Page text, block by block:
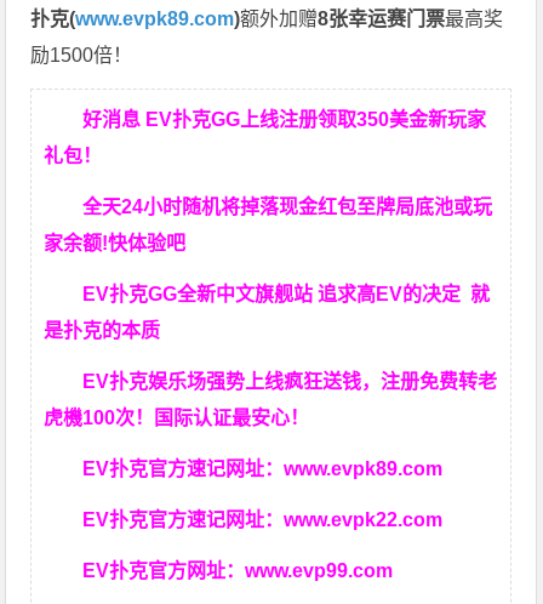
扑克(www.evpk89.com)额外加赠8张幸运赛门票最高奖
励1500倍！
好消息 EV扑克GG上线注册领取350美金新玩家
礼包！
全天24小时随机将掉落现金红包至牌局底池或玩
家余额!快体验吧
EV扑克GG全新中文旗舰站 追求高EV的决定就
是扑克的本质
EV扑克娱乐场强势上线疯狂送钱，注册免费转老
虎機100次！国际认证最安心！
EV扑克官方速记网址：www.evpk89.com
EV扑克官方速记网址：www.evpk22.com
EV扑克官方网址：www.evp99.com